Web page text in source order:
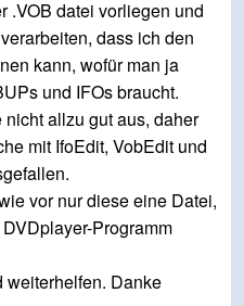
.VOB datei vorliegen und
dass ich den
kann, wofür man ja
und IFOs braucht.
allzu gut aus, daher
mit IfoEdit, VobEdit und
vor nur diese eine Datei,
Programm
weiterhelfen. Danke